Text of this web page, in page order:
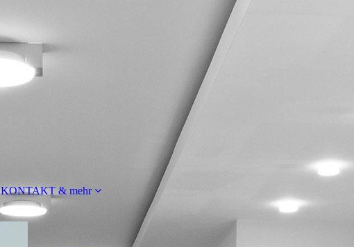
KONTAKT & mehr